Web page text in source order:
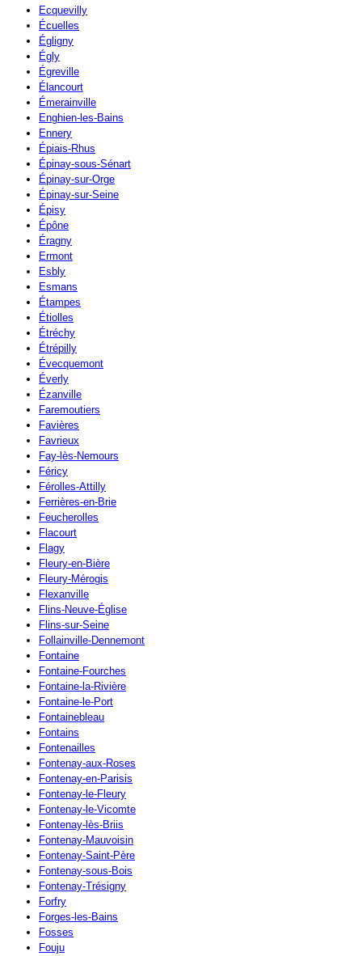
Ecquevilly
Écuelles
Égligny
Égly
Égreville
Élancourt
Émerainville
Enghien-les-Bains
Ennery
Épiais-Rhus
Épinay-sous-Sénart
Épinay-sur-Orge
Épinay-sur-Seine
Épisy
Épône
Éragny
Ermont
Esbly
Esmans
Étampes
Étiolles
Étréchy
Étrépilly
Évecquemont
Éverly
Ézanville
Faremoutiers
Favières
Favrieux
Fay-lès-Nemours
Féricy
Férolles-Attilly
Ferrières-en-Brie
Feucherolles
Flacourt
Flagy
Fleury-en-Bière
Fleury-Mérogis
Flexanville
Flins-Neuve-Église
Flins-sur-Seine
Follainville-Dennemont
Fontaine
Fontaine-Fourches
Fontaine-la-Rivière
Fontaine-le-Port
Fontainebleau
Fontains
Fontenailles
Fontenay-aux-Roses
Fontenay-en-Parisis
Fontenay-le-Fleury
Fontenay-le-Vicomte
Fontenay-lès-Briis
Fontenay-Mauvoisin
Fontenay-Saint-Père
Fontenay-sous-Bois
Fontenay-Trésigny
Forfry
Forges-les-Bains
Fosses
Fouju